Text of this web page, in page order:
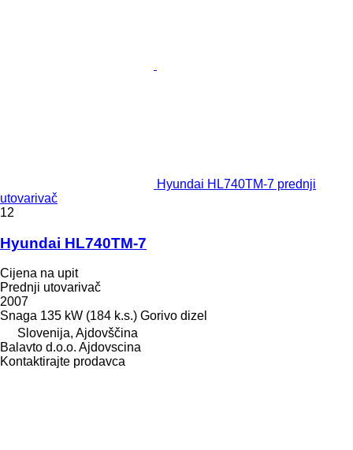
Hyundai HL740TM-7 prednji
utovarivač
12
Hyundai HL740TM-7
Cijena na upit
Prednji utovarivač
2007
Snaga 135 kW (184 k.s.) Gorivo dizel
Slovenija, Ajdovščina
Balavto d.o.o. Ajdovscina
Kontaktirajte prodavca